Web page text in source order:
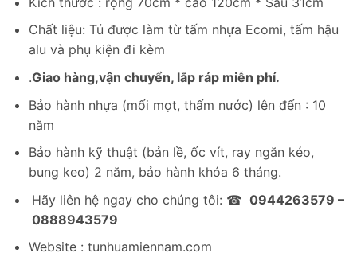
là:
2,268,000₫.
tại
là:
Chất liệu: Tủ được làm từ tấm nhựa Ecomi, tấm hậu
alu và phụ kiện đi kèm
.Giao hàng,vận chuyển, lắp ráp miễn phí.
Bảo hành nhựa (mối mọt, thấm nước) lên đến : 10
năm
Bảo hành kỹ thuật (bản lề, ốc vít, ray ngăn kéo,
bung keo) 2 năm, bảo hành khóa 6 tháng.
Hãy liên hệ ngay cho chúng tôi: ☎ 0944263579 –
0888943579
Website : tunhuamiennam.com